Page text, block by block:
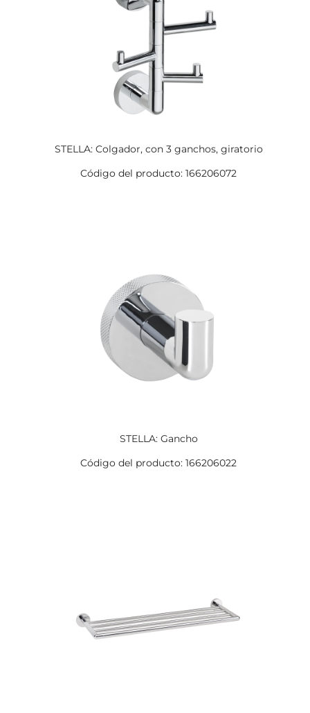
STELLA: Colgador, con 3 ganchos, giratorio
Código del producto: 166206072
STELLA: Gancho
Código del producto: 166206022